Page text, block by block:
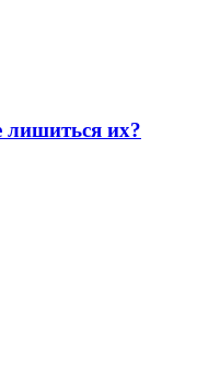
лишиться их?